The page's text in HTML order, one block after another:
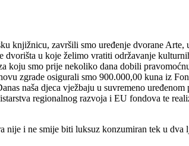
knjižnicu, završili smo uređenje dvorane
u koje želimo vratiti održavanje
koju smo prije nekoliko dana dobili
zgrade osigurali smo 900.000,00 kuna iz
naša djeca vježbaju u suvremeno
regionalnog razvoja i EU fondova te
i ne smije biti luksuz konzumiran tek u dva